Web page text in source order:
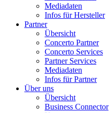
Mediadaten
Infos für Hersteller
Partner
Übersicht
Concerto Partner
Concerto Services
Partner Services
Mediadaten
Infos für Partner
Über uns
Übersicht
Business Connector